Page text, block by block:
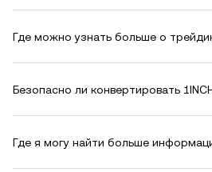
Где можно узнать больше о
Безопасно ли конвертировать
Где я могу найти больше